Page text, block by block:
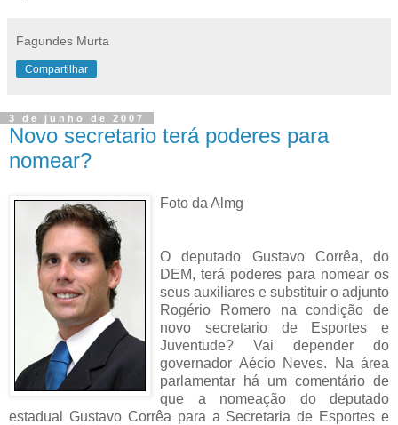
Fagundes Murta
Compartilhar
3 de junho de 2007
Novo secretario terá poderes para
nomear?
Foto da Almg
O deputado Gustavo Corrêa, do
DEM, terá poderes para nomear os
seus auxiliares e substituir o adjunto
Rogério Romero na condição de
novo secretario de Esportes e
Juventude? Vai depender do
governador Aécio Neves. Na área
parlamentar há um comentário de
que a nomeação do deputado
estadual Gustavo Corrêa para a Secretaria de Esportes e